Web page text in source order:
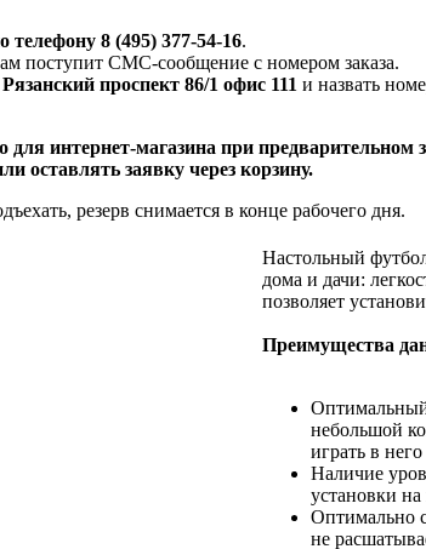
телефону 8 (495) 377-54-16.
поступит СМС-сообщение с номером заказа.
Рязанский проспект 86/1 офис 111 и назвать
интернет-магазина при предварительном
оставлять заявку через корзину.
резерв снимается в конце рабочего дня.
Настольный
дома и дачи:
позволяет
Преимущества
Оптимальный
небольшой
играть в
Наличие
установки
Оптимально
не